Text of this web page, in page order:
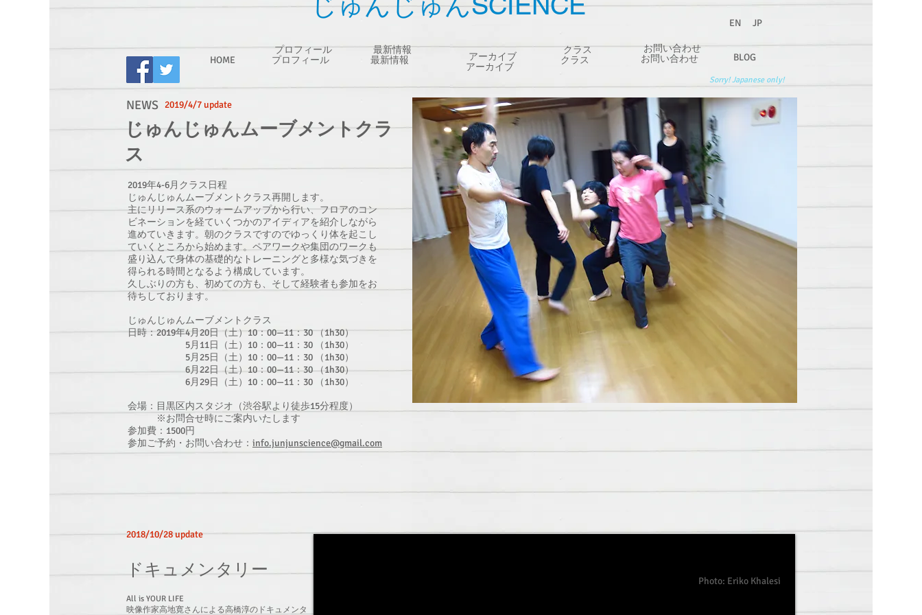
EN JP
HOME プロフィール 最新情報
アーカイブ
クラス BLOG
Sorry! Japanese only!
お問い合わせ
プロフィール 最新情報
アーカイブ
クラス お問い合わせ
NEWS 2019/4/7 update
じゅんじゅんムーブメントクラ
ス
2019年4-6月クラス日程
じゅんじゅんムーブメントクラス再開します。
主にリリース系のウォームアップから行い、フロアのコン
ビネーションを経ていくつかのアイディアを紹介しながら
進めていきます。朝のクラスですのでゆっくり体を起こし
ていくところから始めます。ペアワークや集団のワークも
盛り込んで身体の基礎的なトレーニングと多様な気づきを
得られる時間となるよう構成しています。
久しぶりの方も、初めての方も、そして経験者も参加をお
待ちしております。
じゅんじゅんムーブメントクラス
日時：2019年4月20日（土）10：00—11：30 （1h30）
5月11日（土）10：00—11：30 （1h30）
5月25日（土）10：00—11：30 （1h30）
6月22日（土）10：00—11：30 （1h30）
6月29日（土）10：00—11：30 （1h30）
会場：目黒区内スタジオ（渋谷駅より徒歩15分程度）
※お問合せ時にご案内いたします
参加費：1500円
参加ご予約・お問い合わせ： info.junjunscience@gmail.com
2018/10/28 update
All is YOUR LIFE
映像作家高地寛さんによる高橋淳のドキュメンタ
ドキュメンタリー
Photo: Eriko Khalesi